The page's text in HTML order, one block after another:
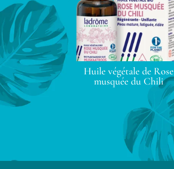
Huile végétale de Rose
musquée du Chili